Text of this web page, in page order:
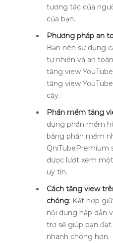
tương tác của
của bạn.
Phương pháp an
Bạn nên sử dụng
tự nhiên và an
tăng view
tăng view
cậy.
Phần mềm tăng
dụng phần mềm
bằng phần mềm
QniTubePremium
được lượt xem
uy tín.
Cách tăng view
chóng: Kết hợp
nội dung hấp dẫn
trợ sẽ giúp bạn
nhanh chóng hơn.